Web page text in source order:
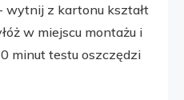
wytnij z kartonu kształt
w miejscu montażu i
minut testu oszczędzi